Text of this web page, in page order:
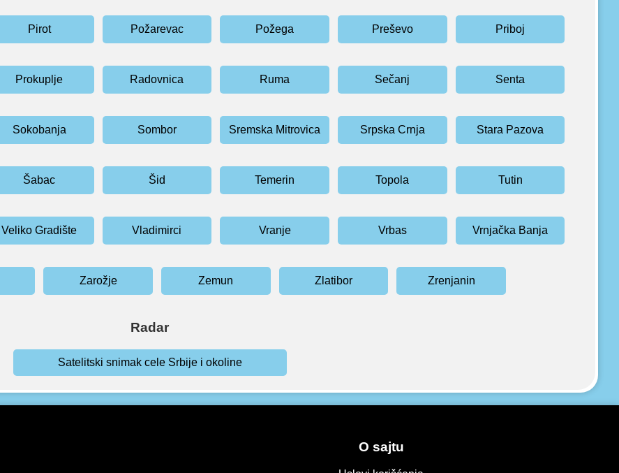
Pirot Požarevac Požega Preševo Priboj
Prokuplje Radovnica Ruma Sečanj Senta
Sokobanja Sombor Sremska Mitrovica Srpska Crnja Stara Pazova
Šabac Šid Temerin Topola Tutin
Veliko Gradište Vladimirci Vranje Vrbas Vrnjačka Banja
Zarožje Zemun Zlatibor Zrenjanin
Radar
Satelitski snimak cele Srbije i okoline
O sajtu